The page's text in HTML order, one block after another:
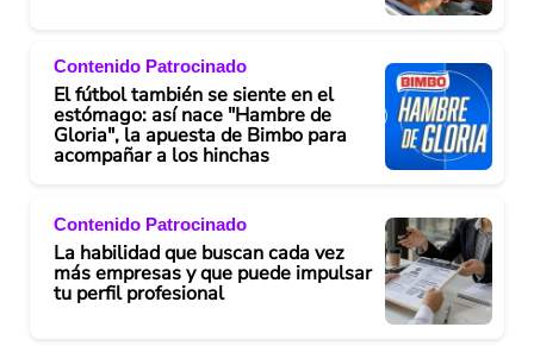
Contenido Patrocinado
El fútbol también se siente en el
estómago: así nace "Hambre de
Gloria", la apuesta de Bimbo para
acompañar a los hinchas
Contenido Patrocinado
La habilidad que buscan cada vez
más empresas y que puede impulsar
tu perfil profesional